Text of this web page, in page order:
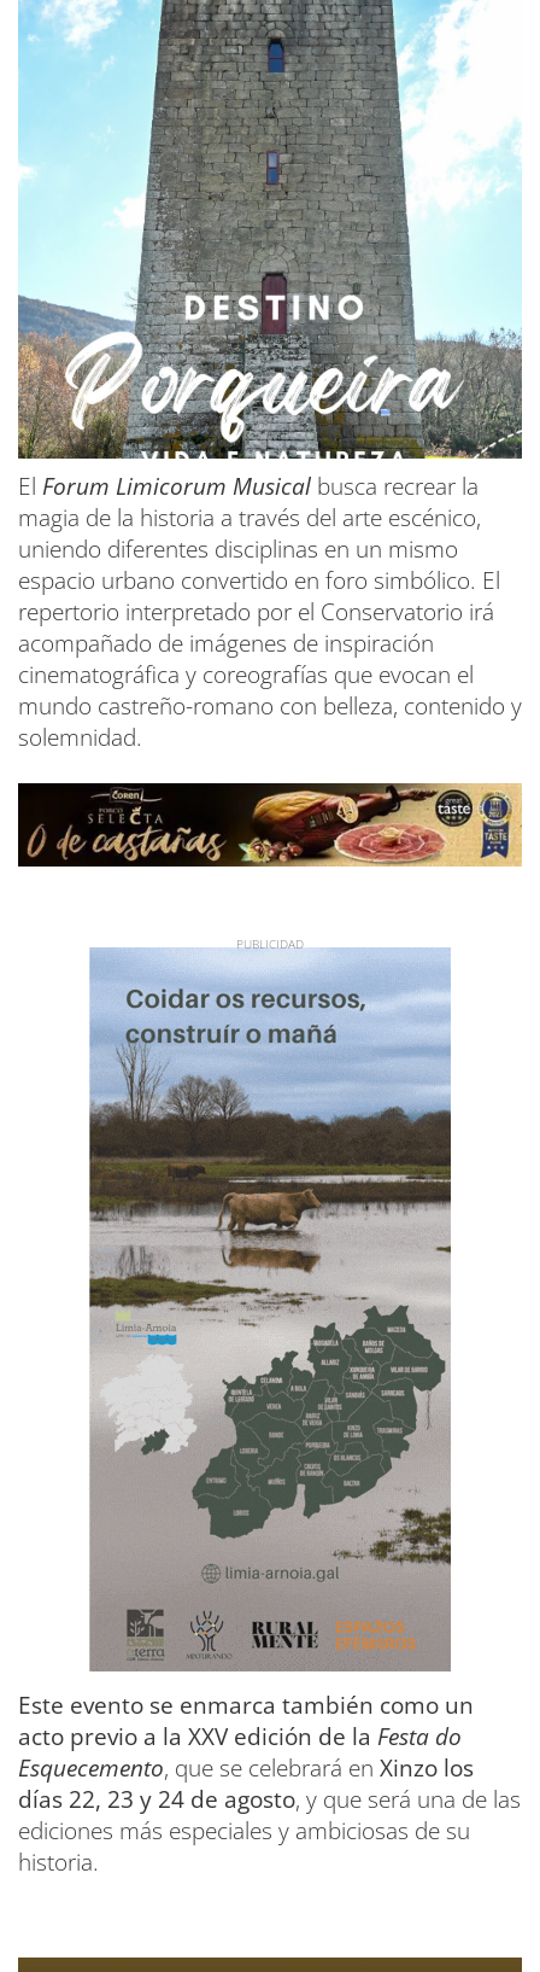
El Forum Limicorum Musical busca recrear la
magia de la historia a través del arte escénico,
uniendo diferentes disciplinas en un mismo
espacio urbano convertido en foro simbólico. El
repertorio interpretado por el Conservatorio irá
acompañado de imágenes de inspiración
cinematográfica y coreografías que evocan el
mundo castreño-romano con belleza, contenido y
solemnidad.
Este evento se enmarca también como un
acto previo a la XXV edición de la Festa do
Esquecemento, que se celebrará en Xinzo los
días 22, 23 y 24 de agosto, y que será una de las
ediciones más especiales y ambiciosas de su
historia.